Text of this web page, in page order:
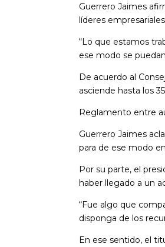
Guerrero Jaimes
líderes
“Lo que estamos
ese modo se
De acuerdo al
asciende hasta los
Reglamento entre
Guerrero Jaimes
para de ese modo
Por su parte, el
haber llegado a un
“Fue algo que
disponga de los
En ese sentido, el